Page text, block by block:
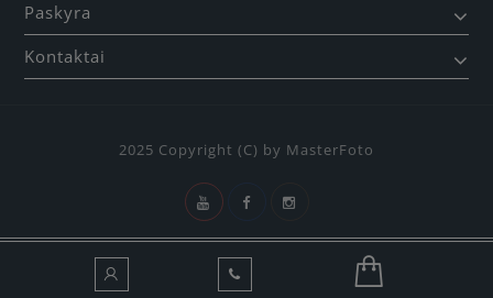
Paskyra
Kontaktai
2025 Copyright (C) by MasterFoto